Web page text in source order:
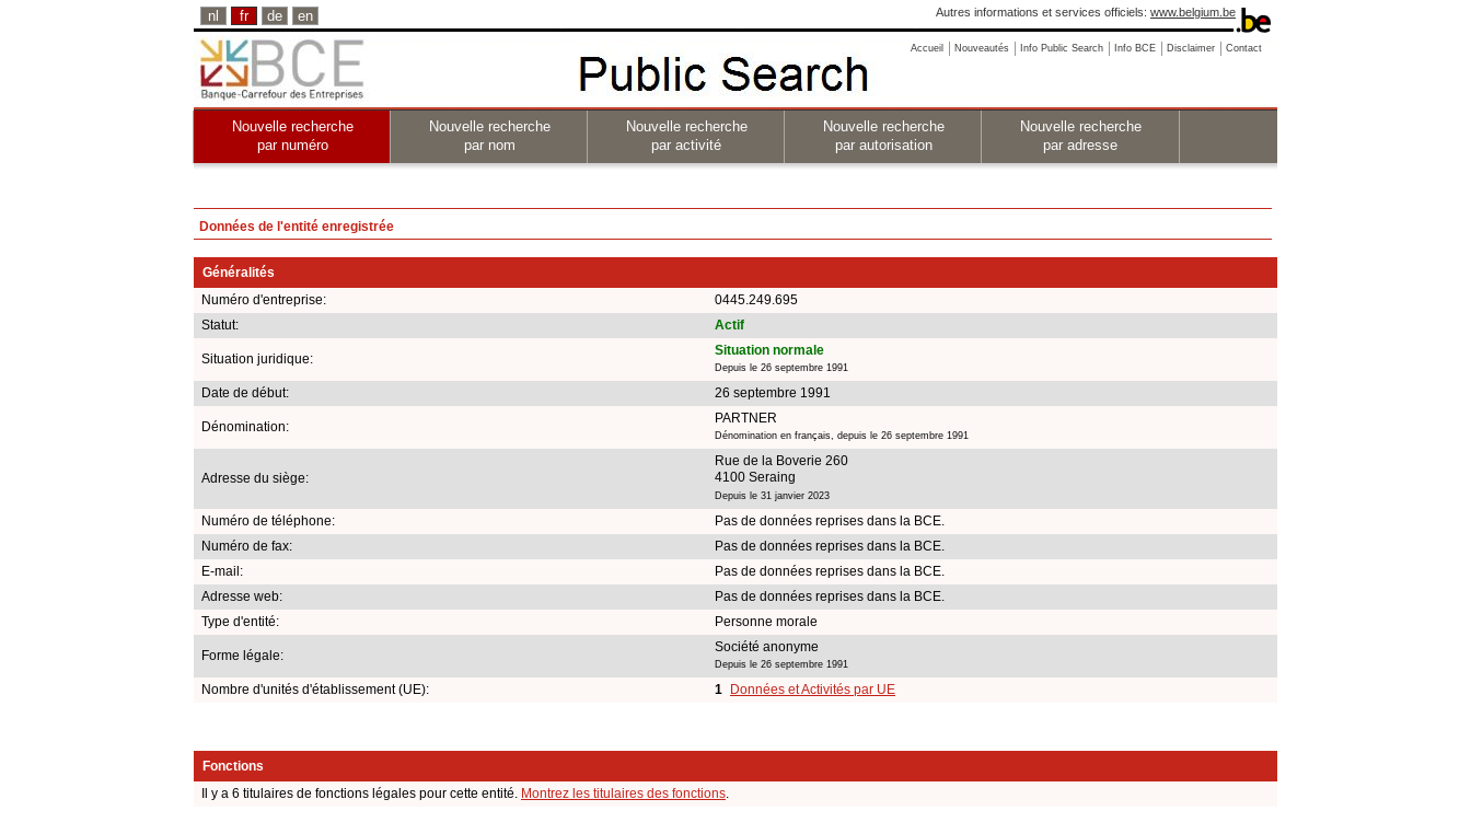
nl fr de en Autres informations et services officiels: www.belgium.be
Accueil Nouveautés Info Public Search Info BCE Disclaimer Contact
Nouvelle recherche
par numéro
Nouvelle recherche
par nom
Nouvelle recherche
par activité
Nouvelle recherche
par autorisation
Nouvelle recherche
par adresse
Données de l'entité enregistrée
Généralités
Numéro d'entreprise:
0445.249.695
Statut:
Actif
Situation juridique:
Situation normale
Depuis le 26 septembre 1991
Date de début: 26 septembre 1991
Dénomination:
PARTNER
Dénomination en français, depuis le 26 septembre 1991
Adresse du siège:
Rue de la Boverie 260
4100 Seraing
Depuis le 31 janvier 2023
Numéro de téléphone:
Pas de données reprises dans la BCE.
Numéro de fax:
Pas de données reprises dans la BCE.
E-mail:
Pas de données reprises dans la BCE.
Adresse web:
Pas de données reprises dans la BCE.
Type d'entité:
Personne morale
Forme légale:
Société anonyme
Depuis le 26 septembre 1991
Nombre d'unités d'établissement (UE): 1 Données et Activités par UE
Fonctions
Il y a 6 titulaires de fonctions légales pour cette entité. Montrez les titulaires des fonctions.